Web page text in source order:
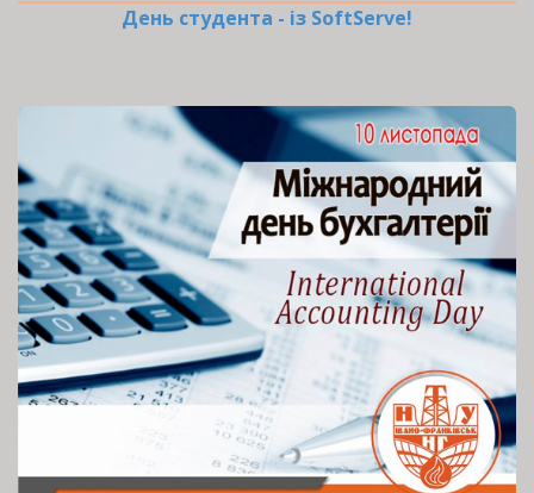
День студента - із SoftServe!